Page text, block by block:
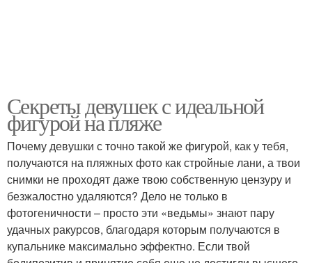
Секреты девушек с идеальной
фигурой на пляже
Почему девушки с точно такой же фигурой, как у тебя,
получаются на пляжных фото как стройные лани, а твои
снимки не проходят даже твою собственную цензуру и
безжалостно удаляются? Дело не только в
фотогеничности – просто эти «ведьмы» знают пару
удачных ракурсов, благодаря которым получаются в
купальнике максимально эффектно. Если твой